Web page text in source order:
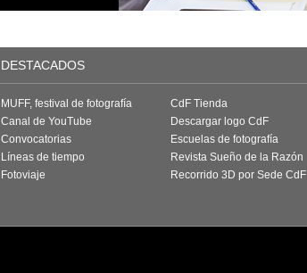
DESTACADOS
MUFF, festival de fotografía
Canal de YouTube
Convocatorias
Líneas de tiempo
Fotoviaje
CdF Tienda
Descargar logo CdF
Escuelas de fotografía
Revista Sueño de la Razón
Recorrido 3D por Sede CdF